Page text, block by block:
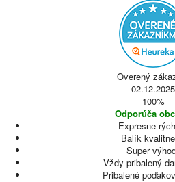
Overený
02.12.2025
100%
Odporúča
Expresne
Balík
Super
Vždy pribalený
Pribalené